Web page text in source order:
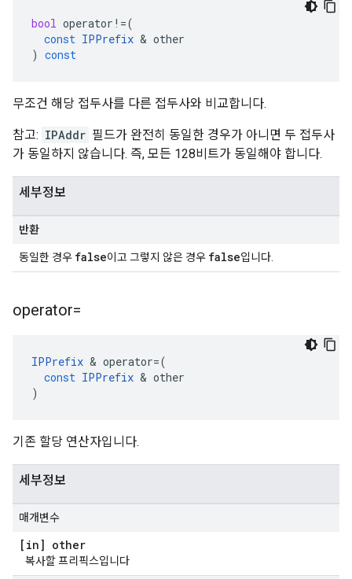
bool operator !=(
const IPPrefix & other
) const
무조건 해당 접두사를 다른 접두사와 비교합니다.
참고: IPAddr 필드가 완전히 동일한 경우가 아니면 두 접두사
가 동일하지 않습니다. 즉, 모든 128비트가 동일해야 합니다.
세부정보
반환
동일한 경우 false이고 그렇지 않은 경우 false입니다.
operator=
IPPrefix & operator=(
const IPPrefix & other
)
기존 할당 연산자입니다.
세부정보
매개변수
[in] other
복사할 프리픽스입니다